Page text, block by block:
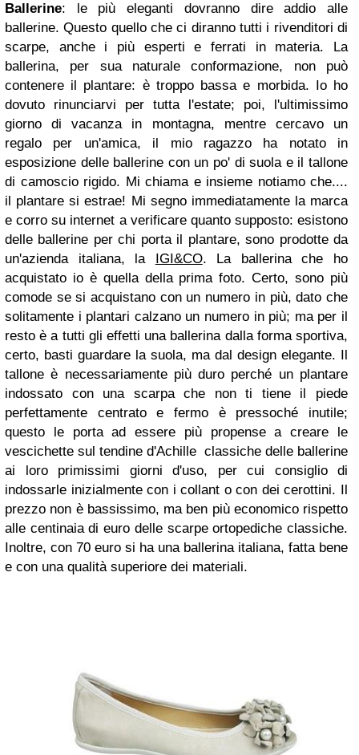
Ballerine: le più eleganti dovranno dire addio alle
ballerine. Questo quello che ci diranno tutti i rivenditori di
scarpe, anche i più esperti e ferrati in materia. La
ballerina, per sua naturale conformazione, non può
contenere il plantare: è troppo bassa e morbida. Io ho
dovuto rinunciarvi per tutta l'estate; poi, l'ultimissimo
giorno di vacanza in montagna, mentre cercavo un
regalo per un'amica, il mio ragazzo ha notato in
esposizione delle ballerine con un po' di suola e il tallone
di camoscio rigido. Mi chiama e insieme notiamo che....
il plantare si estrae! Mi segno immediatamente la marca
e corro su internet a verificare quanto supposto: esistono
delle ballerine per chi porta il plantare, sono prodotte da
un'azienda italiana, la
IGI&CO. La ballerina che ho
acquistato io è quella della prima foto. Certo, sono più
comode se si acquistano con un numero in più, dato che
solitamente i plantari calzano un numero in più; ma per il
resto è a tutti gli effetti una ballerina dalla forma sportiva,
certo, basti guardare la suola, ma dal design elegante. Il
tallone è necessariamente più duro perché un plantare
indossato con una scarpa che non ti tiene il piede
perfettamente centrato e fermo è pressoché inutile;
questo le porta ad essere più propense a creare le
vescichette sul tendine d'Achille classiche delle ballerine
ai loro primissimi giorni d'uso, per cui consiglio di
indossarle inizialmente con i collant o con dei cerottini. Il
prezzo non è bassissimo, ma ben più economico rispetto
alle centinaia di euro delle scarpe ortopediche classiche.
Inoltre, con 70 euro si ha una ballerina italiana, fatta bene
e con una qualità superiore dei materiali.